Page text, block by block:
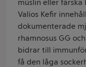
müslin eller
Valios Kefir
dokumenterade
rhamnosus GG
bidrar till
få den låga